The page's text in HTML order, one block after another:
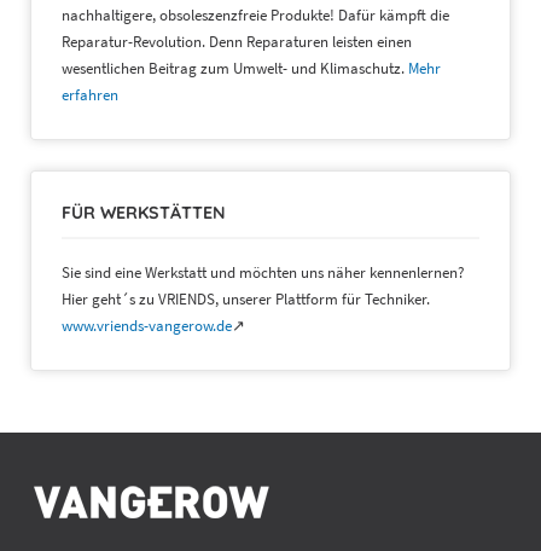
nachhaltigere, obsoleszenzfreie Produkte! Dafür kämpft die
Reparatur-Revolution. Denn Reparaturen leisten einen
wesentlichen Beitrag zum Umwelt- und Klimaschutz. Mehr
erfahren
FÜR WERKSTÄTTEN
Sie sind eine Werkstatt und möchten uns näher kennenlernen?
Hier geht´s zu VRIENDS, unserer Plattform für Techniker.
www.vriends-vangerow.de↗